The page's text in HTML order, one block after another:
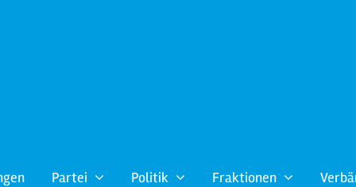
Partei Politik Fraktionen